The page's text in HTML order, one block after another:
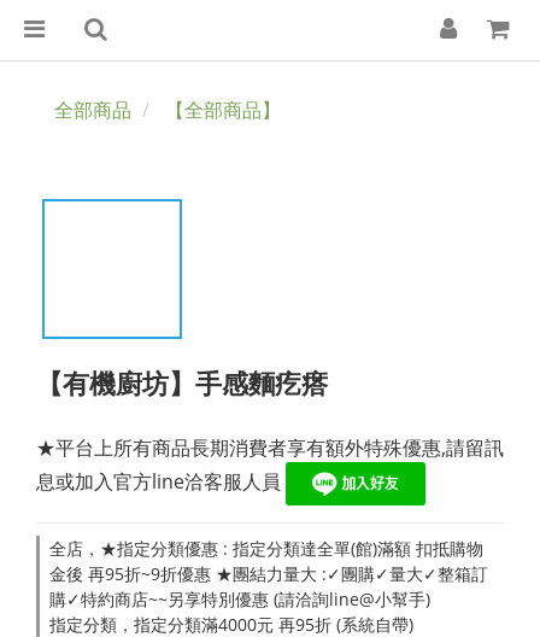
全部商品 【全部商品】
【有機廚坊】手感麵疙瘩
★平台上所有商品長期消費者享有額外特殊優惠,請留訊
息或加入官方line洽客服人員
全店，★指定分類優惠 : 指定分類達全單(館)滿額 扣抵購物
金後 再95折~9折優惠 ★團結力量大 :✓團購✓量大✓整箱訂
購✓特約商店~~另享特別優惠 (請洽詢line@小幫手)
指定分類，指定分類滿4000元 再95折 (系統自帶)